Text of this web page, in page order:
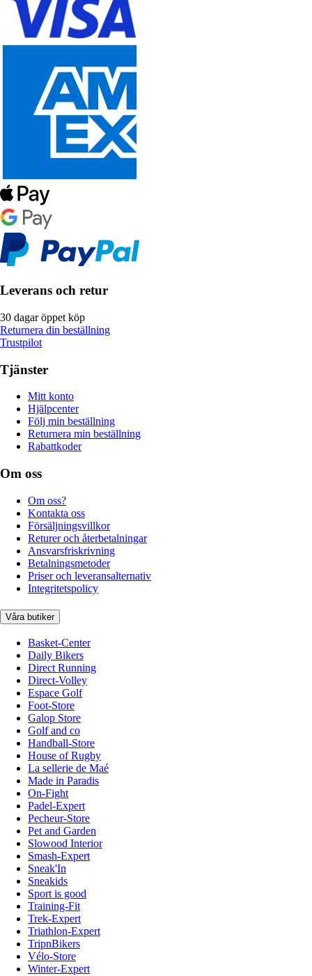
Leverans och retur
30 dagar öppet köp
Returnera din beställning
Trustpilot
Tjänster
Mitt konto
Hjälpcenter
Följ min beställning
Returnera min beställning
Rabattkoder
Om oss
Om oss?
Kontakta oss
Försäljningsvillkor
Returer och återbetalningar
Ansvarsfriskrivning
Betalningsmetoder
Priser och leveransalternativ
Integritetspolicy
Våra butiker
Basket-Center
Daily Bikers
Direct Running
Direct-Volley
Espace Golf
Foot-Store
Galop Store
Golf and co
Handball-Store
House of Rugby
La sellerie de Maé
Made in Paradis
On-Fight
Padel-Expert
Pecheur-Store
Pet and Garden
Slowood Interior
Smash-Expert
Sneak'In
Sneakids
Sport is good
Training-Fit
Trek-Expert
Triathlon-Expert
TripnBikers
Vélo-Store
Winter-Expert